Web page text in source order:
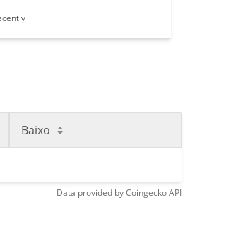
Baixo
Data provided byCoingeckoAPI